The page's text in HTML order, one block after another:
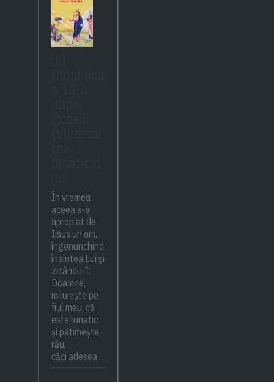
În vremea
aceea s-a
apropiat de
Iisus un om,
îngenunchind
înaintea Lui și
zicându-I:
Doamne,
miluiește pe
fiul meu, că
este lunatic
și pătimește
rău,
căci adesea...